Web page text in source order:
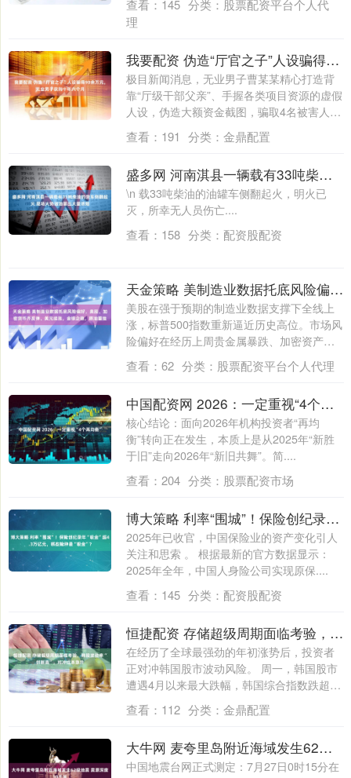
查看： 145 分类： 股票配资平台个人代
理
我要配资 伪造“厅官之子”人设骗得90余万元，无业男子获刑十年六个月
极目新闻消息，无业男子曹某某精心打造背
靠“厅级干部父亲”、手握各类项目资源的虚假
人设，伪造大额资金截图，骗取4名被害人
共....
查看： 191 分类： 金鼎配置
盛多网 河南淇县一辆载有33吨柴油的货车侧翻起火 现场火势汹汹冒出大量浓烟
\n 载33吨柴油的油罐车侧翻起火，明火已
灭，所幸无人员伤亡....
查看： 158 分类： 配资股配资
天金策略 美制造业数据托底风险偏好，美股、加密货币齐反弹、美元续涨，金银企稳，原油重挫
美股在强于预期的制造业数据支撑下全线上
涨，标普500指数重新逼近历史高位。市场风
险偏好在经历上周贵金属暴跌、加密资产剧
烈....
查看： 62 分类： 股票配资平台个人代理
中国配资网 2026：一定重视“4个再均衡”
核心结论：面向2026年机构投资者“再均
衡”转向正在发生，本质上是从2025年“新胜
于旧”走向2026年“新旧共舞”。简....
查看： 204 分类： 股票配资市场
博大策略 利率“围城”！保险创纪录年“吸金”超4.3万亿元，哪些险种最“吸金”？
2025年已收官，中国保险业的资产变化引人
关注和思索 。 根据最新的官方数据显示：
2025年全年，中国人身险公司实现原保....
查看： 145 分类： 配资股配资
恒捷配资 存储超级周期面临考验，韩股波动率“创新高”，对冲成本急升
在经历了全球最强劲的年初涨势后，投资者
正对冲韩国股市波动风险。 周一，韩国股市
遭遇4月以来最大跌幅，韩国综合指数跌超
5%....
查看： 112 分类： 金鼎配置
大牛网 麦夸里岛附近海域发生62级地震 震源深度10千米
中国地震台网正式测定：7月27日0时15分在